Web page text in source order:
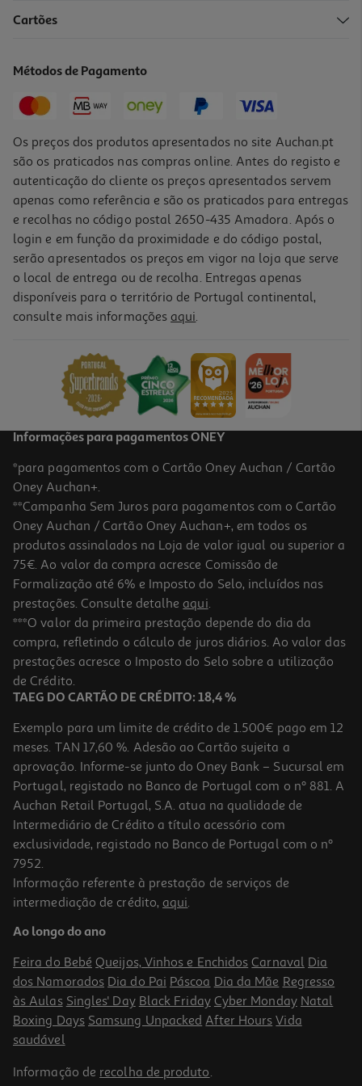
Gelatina Capilar Novex Meus Cachos 1 Lt
15,85 €
Condicionador Novex Santo Black Poderoso 300ml
22.43 €/Lt
6,73 €
Óleo Lola Purple 50ml
8.79 €/un
8,79 €
Cartões
Métodos de Pagamento
Os preços dos produtos apresentados no site Auchan.pt
são os praticados nas compras online. Antes do registo e
autenticação do cliente os preços apresentados servem
apenas como referência e são os praticados para entregas
e recolhas no código postal 2650-435 Amadora. Após o
login e em função da proximidade e do código postal,
serão apresentados os preços em vigor na loja que serve
o local de entrega ou de recolha. Entregas apenas
disponíveis para o território de Portugal continental,
consulte mais informações aqui.
Informações para pagamentos ONEY
*para pagamentos com o Cartão Oney Auchan / Cartão
Oney Auchan+.
**Campanha Sem Juros para pagamentos com o Cartão
Oney Auchan / Cartão Oney Auchan+, em todos os
produtos assinalados na Loja de valor igual ou superior a
75€. Ao valor da compra acresce Comissão de
Formalização até 6% e Imposto do Selo, incluídos nas
prestações. Consulte detalhe aqui.
***O valor da primeira prestação depende do dia da
compra, refletindo o cálculo de juros diários. Ao valor das
prestações acresce o Imposto do Selo sobre a utilização
de Crédito.
TAEG DO CARTÃO DE CRÉDITO: 18,4 %
Exemplo para um limite de crédito de 1.500€ pago em 12
meses. TAN 17,60 %. Adesão ao Cartão sujeita a
aprovação. Informe-se junto do Oney Bank – Sucursal em
Portugal, registado no Banco de Portugal com o nº 881. A
Auchan Retail Portugal, S.A. atua na qualidade de
Intermediário de Crédito a título acessório com
exclusividade, registado no Banco de Portugal com o nº
7952.
Informação referente à prestação de serviços de
intermediação de crédito, aqui.
Ao longo do ano
Feira do Bebé Queijos, Vinhos e Enchidos Carnaval Dia
dos Namorados Dia do Pai Páscoa Dia da Mãe Regresso
às Aulas Singles' Day Black Friday Cyber Monday Natal
Boxing Days Samsung Unpacked After Hours Vida
saudável
Informação de recolha de produto.